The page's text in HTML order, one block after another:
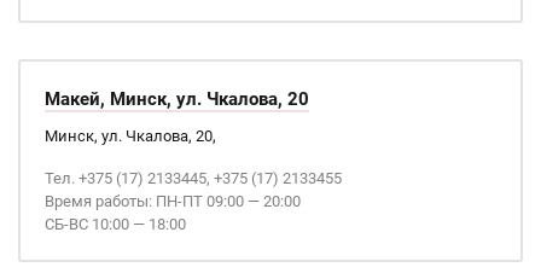
Макей, Минск, ул. Чкалова, 20
Минск, ул. Чкалова, 20,
Тел. +375 (17) 2133445, +375 (17) 2133455
Время работы: ПН-ПТ 09:00 — 20:00
СБ-ВС 10:00 — 18:00